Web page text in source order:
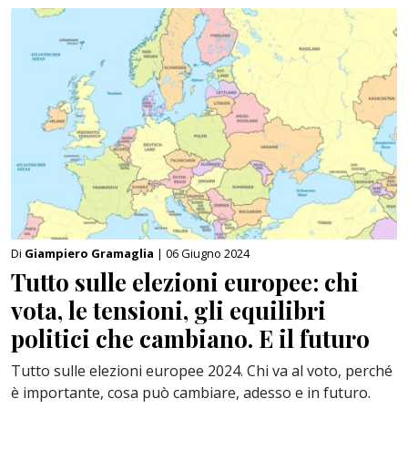
Di Giampiero Gramaglia | 06 Giugno 2024
Tutto sulle elezioni europee: chi
vota, le tensioni, gli equilibri
politici che cambiano. E il futuro
Tutto sulle elezioni europee 2024. Chi va al voto, perché
è importante, cosa può cambiare, adesso e in futuro.